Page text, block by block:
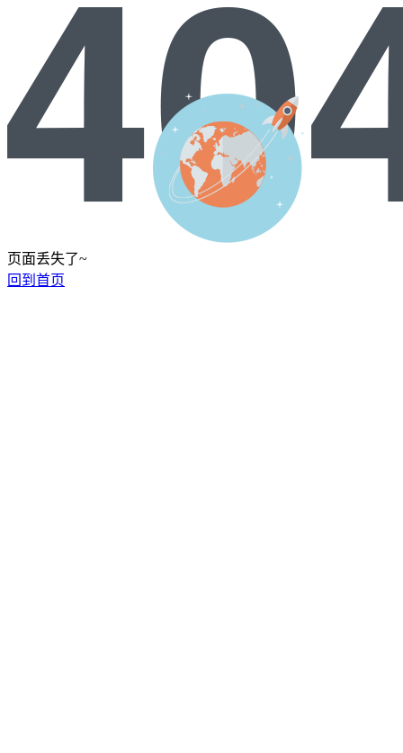
页面丢失了~
回到首页